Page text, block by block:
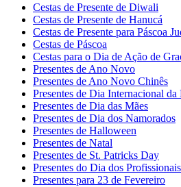
Cestas de Presente de Diwali
Cestas de Presente de Hanucá
Cestas de Presente para Páscoa
Cestas de Páscoa
Cestas para o Dia de Ação de
Presentes de Ano Novo
Presentes de Ano Novo Chinês
Presentes de Dia Internacional
Presentes de Dia das Mães
Presentes de Dia dos Namorados
Presentes de Halloween
Presentes de Natal
Presentes de St. Patricks Day
Presentes do Dia dos
Presentes para 23 de Fevereiro